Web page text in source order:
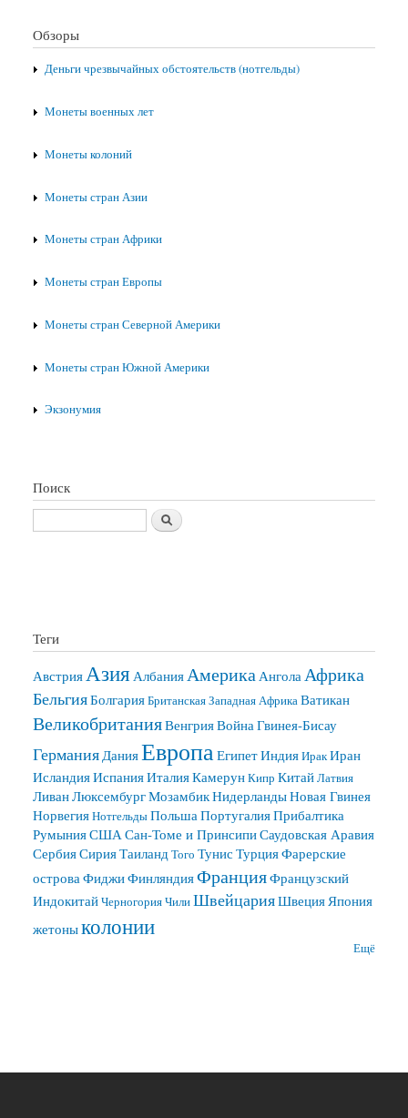
Обзоры
Деньги чрезвычайных обстоятельств (нотгельды)
Монеты военных лет
Монеты колоний
Монеты стран Азии
Монеты стран Африки
Монеты стран Европы
Монеты стран Северной Америки
Монеты стран Южной Америки
Экзонумия
Поиск
Теги
АвстрияАзия АлбанияАмерикаАнголаАфрика
БельгияБолгарияБританская Западная АфрикаВатикан
ВеликобританияВенгрияВойнаГвинея-Бисау
ГерманияДанияЕвропаЕгипетИндияИракИран
ИсландияИспанияИталияКамерунКипр КитайЛатвия
ЛиванЛюксембургМозамбикНидерландыНовая Гвинея
НорвегияНотгельдыПольшаПортугалияПрибалтика
РумынияСШАСан-Томе и ПринсипиСаудовская Аравия
СербияСирияТаиландТого ТунисТурцияФарерские
островаФиджиФинляндияФранцияФранцузский
ИндокитайЧерногорияЧилиШвейцарияШвецияЯпония
жетоныколонии
Ещё